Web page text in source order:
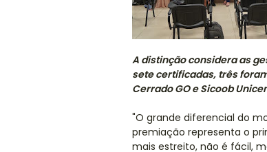
A distinção considera as
sete certificadas, três
Cerrado GO e Sicoob
"O grande diferencial do
premiação representa o
mais estreito, não é fácil,